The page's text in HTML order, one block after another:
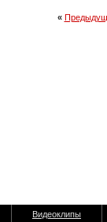
«
Видеоклипы